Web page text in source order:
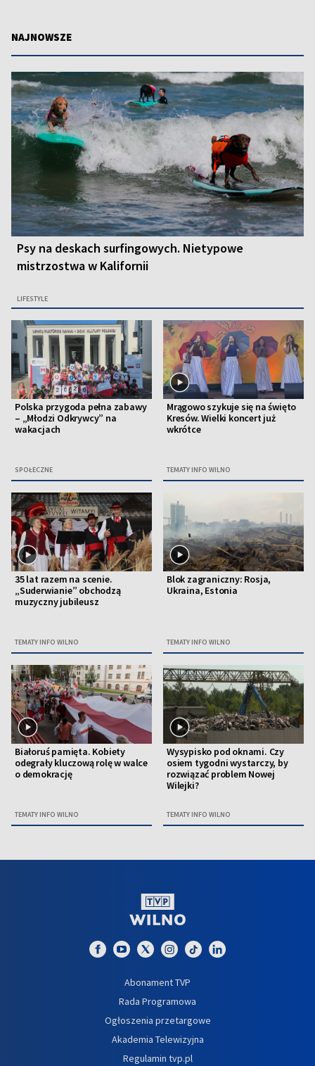
NAJNOWSZE
Psy na deskach surfingowych. Nietypowe
mistrzostwa w Kalifornii
LIFESTYLE
Polska przygoda pełna zabawy
– „Młodzi Odkrywcy” na
wakacjach
SPOŁECZNE
Mrągowo szykuje się na święto
Kresów. Wielki koncert już
wkrótce
TEMATY INFO WILNO
35 lat razem na scenie.
„Suderwianie” obchodzą
muzyczny jubileusz
TEMATY INFO WILNO
Blok zagraniczny: Rosja,
Ukraina, Estonia
TEMATY INFO WILNO
Białoruś pamięta. Kobiety
odegrały kluczową rolę w walce
o demokrację
TEMATY INFO WILNO
Wysypisko pod oknami. Czy
osiem tygodni wystarczy, by
rozwiązać problem Nowej
Wilejki?
TEMATY INFO WILNO
Abonament TVP
Rada Programowa
Ogłoszenia przetargowe
Akademia Telewizyjna
Regulamin tvp.pl